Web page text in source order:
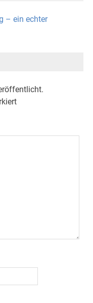
– ein echter